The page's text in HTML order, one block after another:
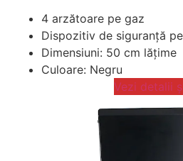
4 arzătoare pe gaz
Dispozitiv de siguranță
Dimensiuni: 50 cm lățime
Culoare: Negru
Vezi detalii